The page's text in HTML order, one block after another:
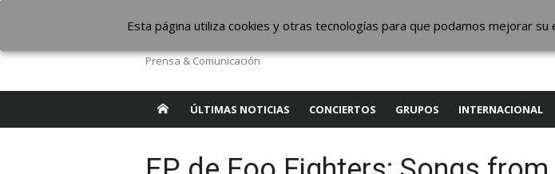
contenido
The Borderline Music
Prensa & Comunicación
QUIENES SOMOS
ÚLTIMAS NOTICIAS CONCIERTOS GRUPOS INTERNACIONAL
Esta página utiliza cookies y otras tecnologías para que podamos mejorar